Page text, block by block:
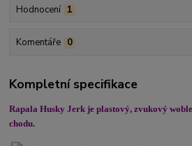
Hodnocení 1
Komentáře 0
Kompletní specifikace
Rapala Husky Jerk je plastový, zvukový
chodu.